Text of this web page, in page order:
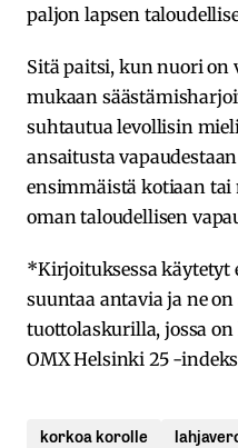
paljon lapsen
Sitä paitsi, kun nuori on
mukaan
suhtautua levollisin
ansaitusta
ensimmäistä kotiaan tai
oman taloudellisen
*Kirjoituksessa käytetyt
suuntaa antavia ja ne
tuottolaskurilla, jossa
OMX Helsinki 25 -
korkoa korolle